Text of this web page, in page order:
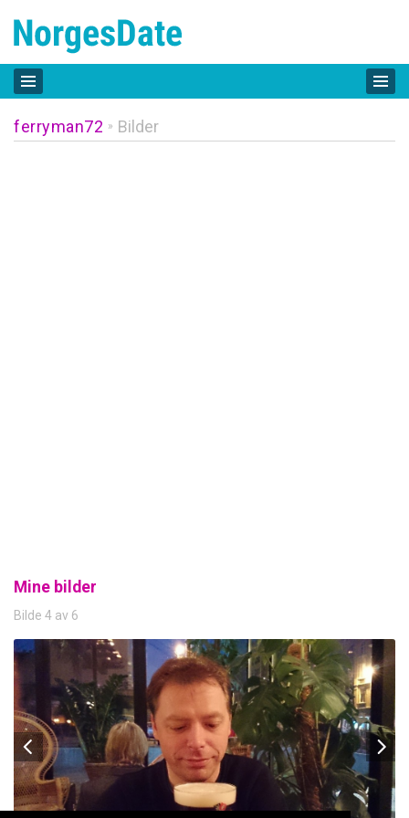
ferryman72 » Bilder
Mine bilder
Bilde 4 av 6